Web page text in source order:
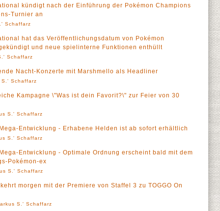
kündigt nach der Einführung der Pokémon Champions
Turnier an
Schaffarz
hat das Veröffentlichungsdatum von Pokémon
und neue spielinterne Funktionen enthüllt
Schaffarz
Nacht-Konzerte mit Marshmello als Headliner
S.' Schaffarz
Kampagne \"Was ist dein Favorit?\" zur Feier von 30
S.' Schaffarz
Entwicklung - Erhabene Helden ist ab sofort erhältlich
S.' Schaffarz
Entwicklung - Optimale Ordnung erscheint bald mit dem
Pokémon-ex
S.' Schaffarz
morgen mit der Premiere von Staffel 3 zu TOGGO On
S.' Schaffarz